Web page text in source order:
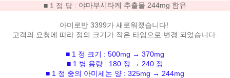
■ 1 정 당 : 야마부시타케 추출물 244mg 함유
아미로반 3399가 새로워졌습니다!
고객의 요청에 따라 정의 크기가 작은 타입으로 변경 되었습니다.
■ 1 정 크기 : 500mg → 370mg
■ 1 병 용량 : 180 정 → 240 정
■ 1 정 중의 아미세논 양 : 325mg → 244mg